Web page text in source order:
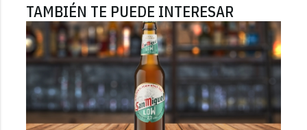
TAMBIÉN TE PUEDE INTERESAR